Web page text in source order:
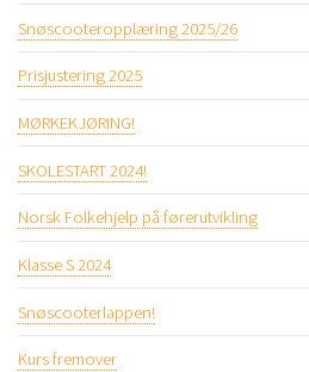
Snøscooteropplæring 2025/26
Prisjustering 2025
MØRKEKJØRING!
SKOLESTART 2024!
Norsk Folkehjelp på førerutvikling
Klasse S 2024
Snøscooterlappen!
Kurs fremover